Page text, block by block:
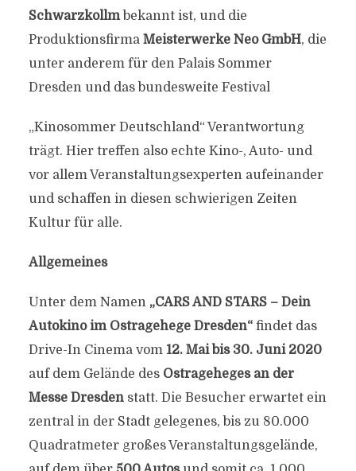
Schwarzkollm bekannt ist, und die
Produktionsfirma Meisterwerke Neo GmbH, die
unter anderem für den Palais Sommer
Dresden und das bundesweite Festival
„Kinosommer Deutschland“ Verantwortung
trägt. Hier treffen also echte Kino-, Auto- und
vor allem Veranstaltungsexperten aufeinander
und schaffen in diesen schwierigen Zeiten
Kultur für alle.
Allgemeines
Unter dem Namen „CARS AND STARS – Dein
Autokino im Ostragehege Dresden“findet das
Drive-In Cinema vom 12. Mai bis 30. Juni 2020
auf dem Gelände des Ostrageheges an der
Messe Dresdenstatt. Die Besucher erwartet ein
zentral in der Stadt gelegenes, bis zu 80.000
Quadratmeter großes Veranstaltungsgelände,